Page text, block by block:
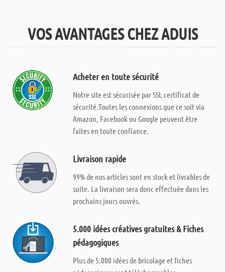
VOS AVANTAGES CHEZ ADUIS
Acheter en toute sécurité
Notre site est sécurisée par SSL certificat de
sécurité.Toutes les connexions que ce soit via
Amazon, Facebook ou Google peuvent être
faites en toute confiance.
Livraison rapide
99% de nos articles sont en stock et livrables de
suite. La livraison sera donc effectuée dans les
prochains jours ouvrés.
5.000 idées créatives gratuites & Fiches
pédagogiques
Plus de 5.000 idées de bricolage et fiches